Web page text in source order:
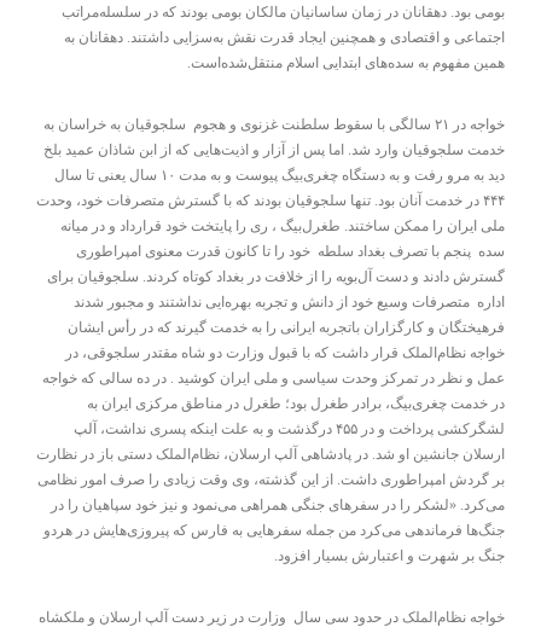
بومی بود. دهقانان در زمان ساسانیان مالکان بومی بودند که در سلسله‌مراتب
اجتماعی و اقتصادی و همچنین ایجاد قدرت نقش به‌سزایی داشتند. دهقانان به
همین مفهوم به سده‌های ابتدایی اسلام منتقل‌شده‌است.
خواجه در ۲۱ سالگی با سقوط سلطنت غزنوی و هجوم سلجوقیان به خراسان به
خدمت سلجوقیان وارد شد. اما پس از آزار و اذیت‌هایی که از ابن شاذان عمید بلخ
دید به مرو رفت و به دستگاه چغری‌بیگ پیوست و به مدت ۱۰ سال یعنی تا سال
۴۴۴ در خدمت آنان بود. تنها سلجوقیان بودند که با گسترش متصرفات خود، وحدت
ملی ایران را ممکن ساختند. طغرل‌بیگ ، ری را پایتخت خود قرارداد و در میانه
سده پنجم با تصرف بغداد سلطه خود را تا کانون قدرت معنوی امپراطوری
گسترش دادند و دست آل‌بویه را از خلافت در بغداد کوتاه کردند. سلجوقیان برای
اداره متصرفات وسیع خود از دانش و تجربه بهره‌ایی نداشتند و مجبور شدند
فرهیختگان و کارگزاران باتجربه ایرانی را به خدمت گیرند که در رأس ایشان
خواجه نظام‌الملک قرار داشت که با قبول وزارت دو شاه مقتدر سلجوقی، در
عمل و نظر در تمرکز وحدت سیاسی و ملی ایران کوشید . در ده سالی که خواجه
در خدمت چغری‌بیگ، برادر طغرل بود؛ طغرل در مناطق مرکزی ایران به
لشگرکشی پرداخت و در ۴۵۵ درگذشت و به علت اینکه پسری نداشت، آلپ
ارسلان جانشین او شد. در پادشاهی آلپ ارسلان، نظام‌الملک دستی باز در نظارت
بر گردش امپراطوری داشت. از این گذشته، وی وقت زیادی را صرف امور نظامی
می‌کرد. «لشکر را در سفرهای جنگی همراهی می‌نمود و نیز خود سپاهیان را در
جنگ‌ها فرماندهی می‌کرد من ‌جمله سفرهایی به فارس که پیروزی‌هایش در هردو
جنگ بر شهرت و اعتبارش بسیار افزود.
خواجه نظام‌الملک در حدود سی سال وزارت در زیر دست آلپ ارسلان و ملکشاه